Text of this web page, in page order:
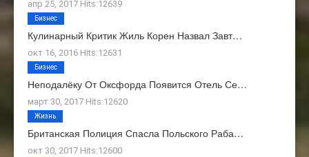
апр 25, 2017 Hits:12639
Кулинарный Критик Жиль Корен Назвал Завт…
окт 16, 2016 Hits:12631
Бизнес
Неподалёку От Оксфорда Появится Отель Се…
март 30, 2017 Hits:12620
Бизнес
Британская Полиция Спасла Польского Раба…
окт 30, 2017 Hits:12600
Жизнь